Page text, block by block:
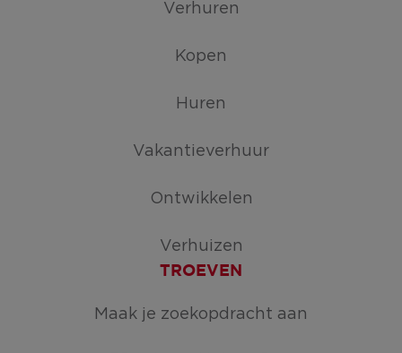
Verhuren
Kopen
Huren
Vakantieverhuur
Ontwikkelen
Verhuizen
TROEVEN
Maak je zoekopdracht aan